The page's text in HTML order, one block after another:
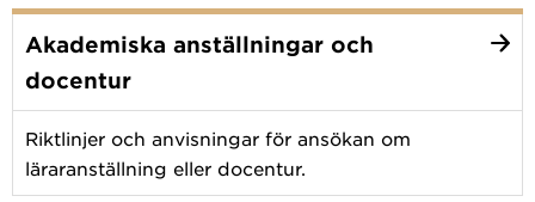
Akademiska anställningar och
docentur
Riktlinjer och anvisningar för ansökan om
läraranställning eller docentur.